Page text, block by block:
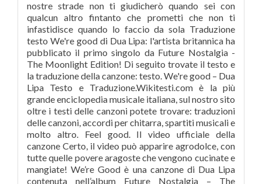
nostre strade non ti giudicherò quando sei con
qualcun altro fintanto che prometti che non ti
infastidisce quando lo faccio da sola Traduzione
testo We're good di Dua Lipa: l'artista britannica ha
pubblicato il primo singolo da Future Nostalgia -
The Moonlight Edition! Di seguito trovate il testo e
la traduzione della canzone: testo. We're good – Dua
Lipa Testo e Traduzione.Wikitesti.com è la più
grande enciclopedia musicale italiana, sul nostro sito
oltre i testi delle canzoni potete trovare: traduzioni
delle canzoni, accordi per chitarra, spartiti musicali e
molto altro. Feel good. Il video ufficiale della
canzone Certo, il video può apparire agrodolce, con
tutte quelle povere aragoste che vengono cucinate e
mangiate! We’re Good è una canzone di Dua Lipa
contenuta nell’album Future Nostalgia – The